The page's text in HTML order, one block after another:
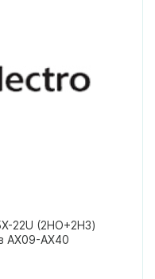
22U (2НО+2НЗ)
AX09-AX40